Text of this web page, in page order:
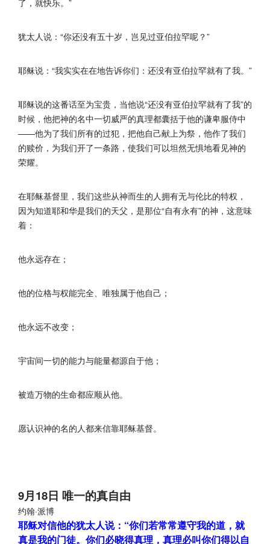
了，就快乐。”
犹太人说：“你还没有五十岁，岂见过亚伯拉罕呢？”
耶稣说：“我实实在在地告诉你们：还没有亚伯拉罕就有了我。”
耶稣说的这番话至为宝贵，当他说“还没有亚伯拉罕就有了我”的
时候，他把神的名中一切威严的真理都囊括于他的谦卑服侍中
——他为了我们所有的过犯，把他自己献上为祭，他作了我们
的赎价，为我们开了一条路，使我们可以坦然无惧地看见神的
荣耀。
在耶稣基督里，我们这些从神而生的人拥有无与伦比的特权，
因为知道耶和华是我们的天父，是那位“自有永有”的神，这意味
着：
他永远存在；
他的位格与权能完全、唯独属于他自己；
他永远不改变；
宇宙间一切的能力与能量都源自于他；
被造万物的生命都应顺从他。
愿认识神的名的人都来信靠耶稣基督。
9月18日 唯一的真自由
约翰·派博
耶稣对信他的犹太人说：“你们若常常遵守我的道，就
真是我的门徒。你们必晓得真理，真理必叫你们得以自